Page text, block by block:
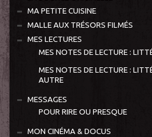
MA PETITE CUISINE
MALLE AUX TRÉSORS FILMÉS
MES LECTURES
MES NOTES DE LECTURE :
MES NOTES DE LECTURE :
AUTRE
MESSAGES
POUR RIRE OU PRESQUE
MON CINÉMA & DOCUS